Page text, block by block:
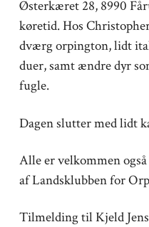
Østerkæret 28, 8990
køretid. Hos
dværg orpington, lidt
duer, samt ændre dyr
fugle.
Dagen slutter med lidt
Alle er velkommen
af Landsklubben for
Tilmelding til Kjeld